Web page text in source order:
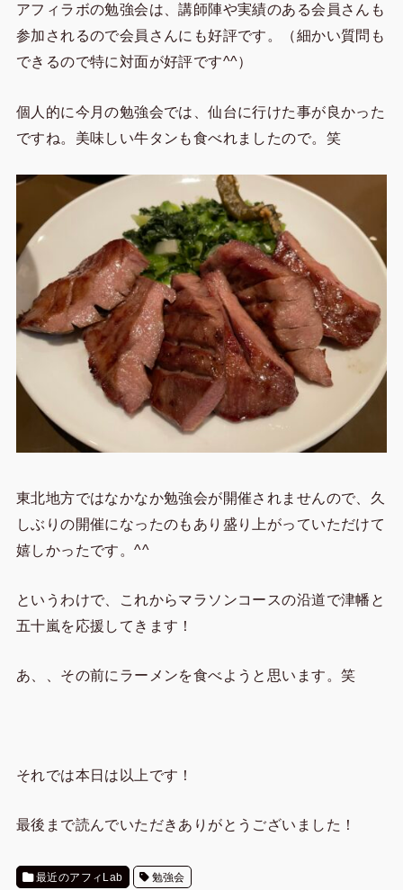
アフィラボの勉強会は、講師陣や実績のある会員さんも
参加されるので会員さんにも好評です。（細かい質問も
できるので特に対面が好評です^^）
個人的に今月の勉強会では、仙台に行けた事が良かった
ですね。美味しい牛タンも食べれましたので。笑
東北地方ではなかなか勉強会が開催されませんので、久
しぶりの開催になったのもあり盛り上がっていただけて
嬉しかったです。^^
というわけで、これからマラソンコースの沿道で津幡と
五十嵐を応援してきます！
あ、、その前にラーメンを食べようと思います。笑
それでは本日は以上です！
最後まで読んでいただきありがとうございました！
最近のアフィLab 勉強会